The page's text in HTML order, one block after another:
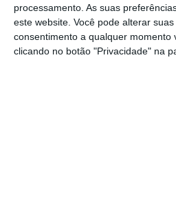
processamento. As suas
este website. Você pode alterar
consentimento a qualquer momento
clicando no botão "Privacidade" na
trabalhadores, para lhes
salário mínimo”,
trabalhadores da